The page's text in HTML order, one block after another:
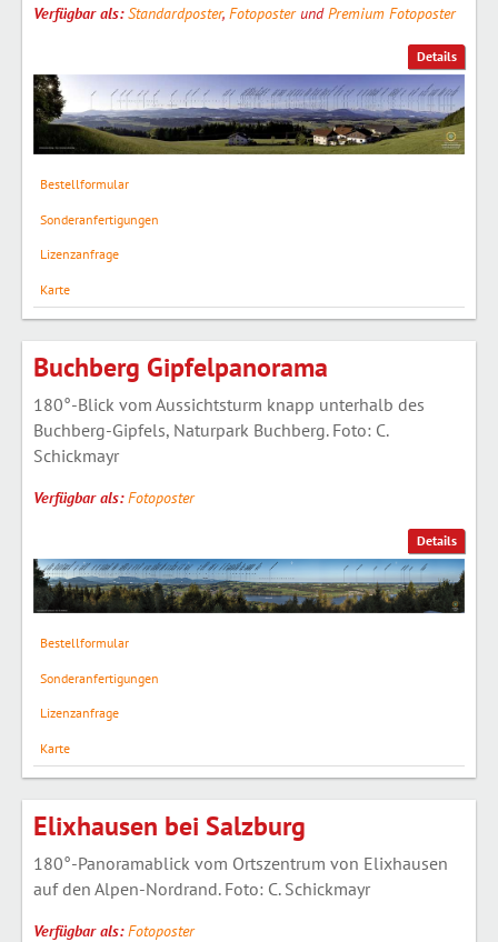
Details
Verfügbar als:Standardposter, FotoposterundPremium Fotoposter
Bestellformular
Sonderanfertigungen
Lizenzanfrage
Karte
Details
Buchberg Gipfelpanorama
180°-Blick vom Aussichtsturm knapp unterhalb des
Buchberg-Gipfels, Naturpark Buchberg. Foto: C.
Schickmayr
Verfügbar als:Fotoposter
Bestellformular
Sonderanfertigungen
Lizenzanfrage
Karte
Elixhausen bei Salzburg
180°-Panoramablick vom Ortszentrum von Elixhausen
auf den Alpen-Nordrand. Foto: C. Schickmayr
Verfügbar als:Fotoposter